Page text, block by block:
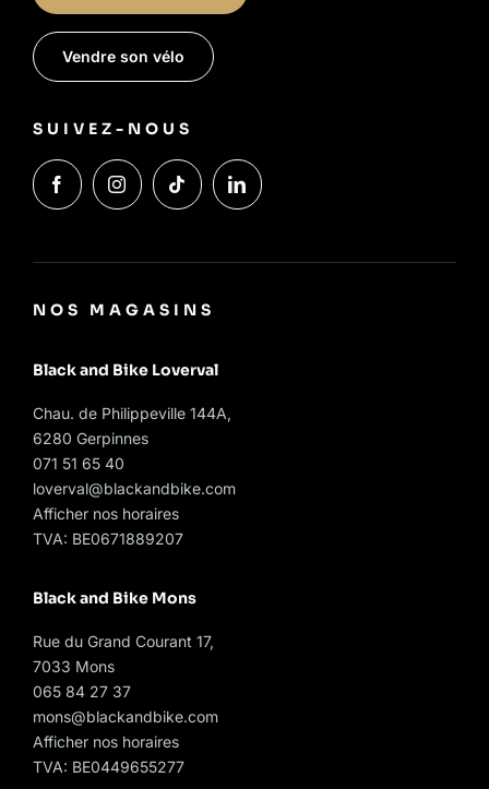
Vendre son vélo
SUIVEZ-NOUS
NOS MAGASINS
Black and Bike Loverval
Chau. de Philippeville 144A,
6280 Gerpinnes
071 51 65 40
loverval@blackandbike.com
Afficher nos horaires
TVA: BE0671889207
Black and Bike Mons
Rue du Grand Courant 17,
7033 Mons
065 84 27 37
mons@blackandbike.com
Afficher nos horaires
TVA: BE0449655277